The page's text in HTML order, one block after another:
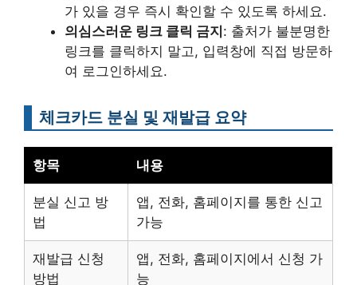
가 있을 경우 즉시 확인할 수 있도록 하세요.
의심스러운 링크 클릭 금지: 출처가 불분명한
링크를 클릭하지 말고, 입력창에 직접 방문하
여 로그인하세요.
체크카드 분실 및 재발급 요약
항목 내용
분실 신고 방
법
앱, 전화, 홈페이지를 통한 신고
가능
재발급 신청
방법
앱, 전화, 홈페이지에서 신청 가
능